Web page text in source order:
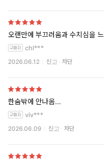
『자기 개발의 정석』은 아이
서 유머러스한 ‘웃픈’ 정서로
선염 치료를 받는 과정에서 이
돌아와 혼자 전립선을 마사지
에 대한 정보를 찾다 급기야
있는 자위 프레젠테이션을 듣
줄 아는 사람이 된 후 전에 없
천진한 모습까지. 마흔여섯에
앞에 펼쳐지는 사건과 사고들
오랜만에 부끄러움과 수치심을
chl***
2026.06.12 신고 차단
한숨밖에 안나옴...
viv***
2026.06.09 신고 차단